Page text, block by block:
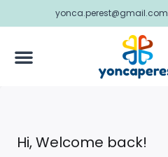
yonca.perest@gmail.com
Hi, Welcome back!